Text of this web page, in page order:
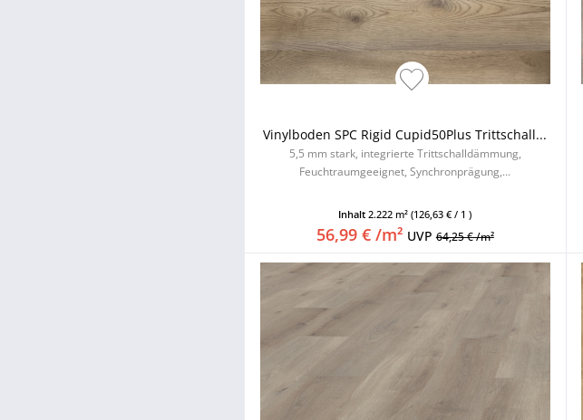
Vinylboden SPC Rigid Cupid50Plus Trittschall...
5,5 mm stark, integrierte Trittschalldämmung,
Feuchtraumgeeignet, Synchronprägung,...
Inhalt2.222 m²(126,63 € / 1 )
56,99 € /m² UVP64,25 € /m²